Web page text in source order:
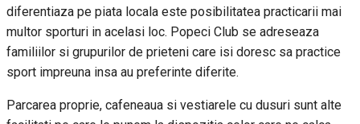
diferentiaza pe piata locala este posibilitatea practicarii mai
multor sporturi in acelasi loc. Popeci Club se adreseaza
familiilor si grupurilor de prieteni care isi doresc sa practice
sport impreuna insa au preferinte diferite.
Parcarea proprie, cafeneaua si vestiarele cu dusuri sunt alte